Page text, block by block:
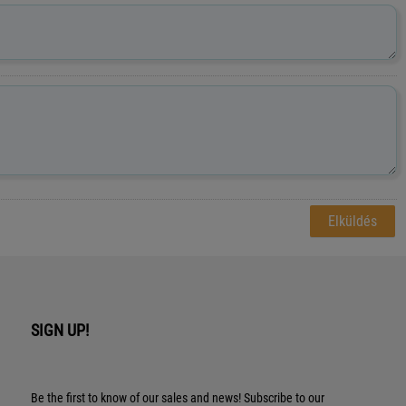
SIGN UP!
Be the first to know of our sales and news! Subscribe to our